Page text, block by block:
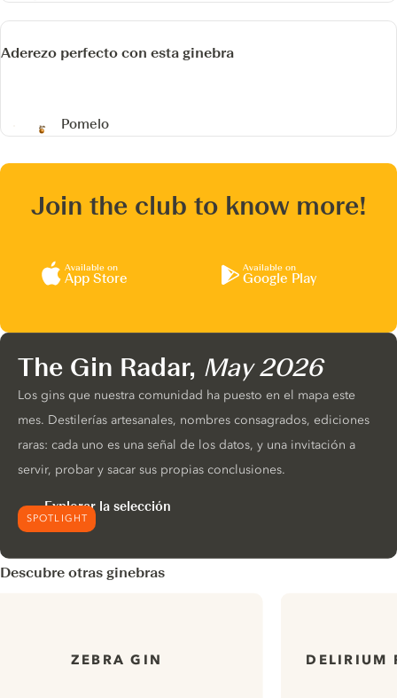
Aderezo perfecto con esta ginebra
Pomelo
Join the club to know more!
Available on
App Store
Available on
Google Play
SPOTLIGHT
The Gin Radar, May 2026
Los gins que nuestra comunidad ha puesto en el mapa este
mes. Destilerías artesanales, nombres consagrados, ediciones
raras: cada uno es una señal de los datos, y una invitación a
servir, probar y sacar sus propias conclusiones.
Explorar la selección
Descubre otras ginebras
ZEBRA GIN DELIRIUM